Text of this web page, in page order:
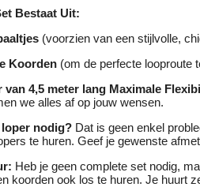
Bestaat Uit:
(voorzien van een stijlvolle,
Koorden (om de perfecte looproute
van 4,5 meter lang Maximale
we alles af op jouw wensen.
nodig? Dat is geen enkel
te huren. Geef je gewenste
Heb je geen complete set nodig,
koorden ook los te huren. Je huurt